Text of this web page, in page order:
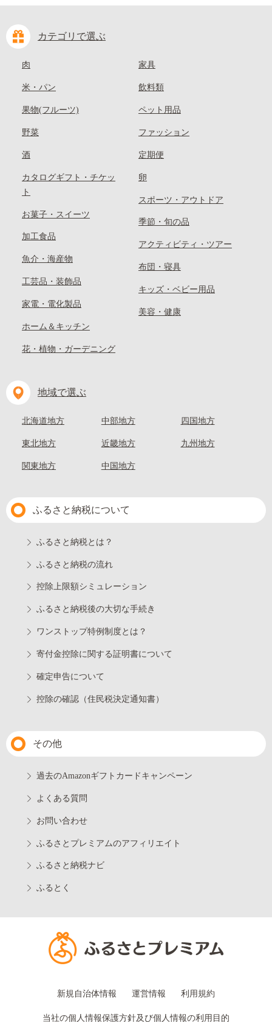
カテゴリで選ぶ
肉
米・パン
果物(フルーツ)
野菜
酒
カタログギフト・チケッ
ト
お菓子・スイーツ
加工食品
魚介・海産物
工芸品・装飾品
家電・電化製品
ホーム＆キッチン
花・植物・ガーデニング
家具
飲料類
ペット用品
ファッション
定期便
卵
スポーツ・アウトドア
季節・旬の品
アクティビティ・ツアー
布団・寝具
キッズ・ベビー用品
美容・健康
地域で選ぶ
北海道地方
東北地方
関東地方
中部地方
近畿地方
中国地方
四国地方
九州地方
ふるさと納税について
ふるさと納税とは？
ふるさと納税の流れ
控除上限額シミュレーション
ふるさと納税後の大切な手続き
ワンストップ特例制度とは？
寄付金控除に関する証明書について
確定申告について
控除の確認（住民税決定通知書）
その他
過去のAmazonギフトカードキャンペーン
よくある質問
お問い合わせ
ふるさとプレミアムのアフィリエイト
ふるさと納税ナビ
ふるとく
新規自治体情報 運営情報 利用規約
当社の個人情報保護方針及び個人情報の利用目的